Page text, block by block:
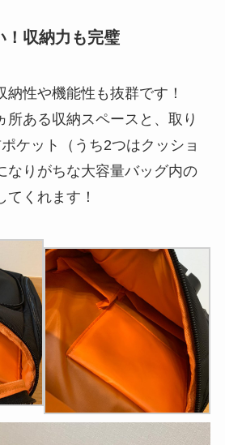
！収納力も完璧
性や機能性も抜群です！
所ある収納スペースと、取り
ケット（うち2つはクッショ
なりがちな大容量バッグ内の
くれます！